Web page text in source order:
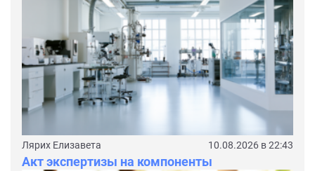
Лярих Елизавета 10.08.2026 в 22:43
Акт экспертизы на компоненты